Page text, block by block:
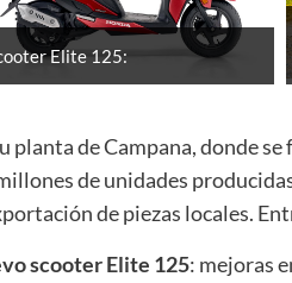
Elite 125:
planta de Campana, donde
de unidades
de piezas locales.
scooter Elite 125: mejoras